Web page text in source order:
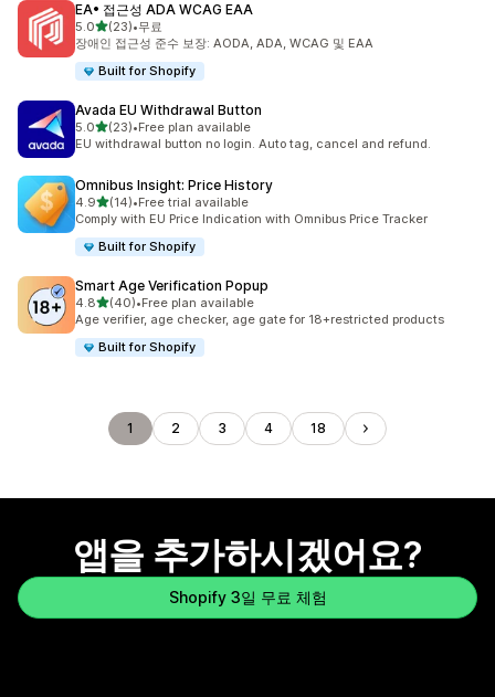
EA• 접근성 ADA WCAG EAA
5.0별 5개 중
(23)
총 리뷰 23개
•무료
장애인 접근성 준수 보장: AODA, ADA, WCAG 및 EAA
Built for Shopify
Avada EU Withdrawal Button
5.0별 5개 중
(23)
총 리뷰 23개
•Free plan available
EU withdrawal button no login. Auto tag, cancel and refund.
Omnibus Insight: Price History
4.9별 5개 중
(14)
총 리뷰 14개
•Free trial available
Comply with EU Price Indication with Omnibus Price Tracker
Built for Shopify
Smart Age Verification Popup
4.8별 5개 중
(40)
총 리뷰 40개
•Free plan available
Age verifier, age checker, age gate for 18+restricted products
Built for Shopify
1 2 3 4 18
앱을 추가하시겠어요?
Shopify 3일 무료 체험